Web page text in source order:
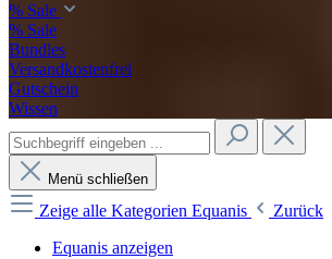
% Sale
% Sale
Bundles
Versandkostenfrei
Gutschein
Wissen
Menü schließen
Zeige alle Kategorien Equanis
Zurück
Equanis anzeigen